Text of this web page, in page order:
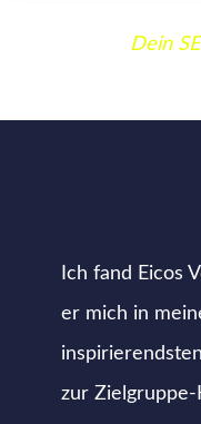
Dein
Ich fand Eicos
er mich in
zur